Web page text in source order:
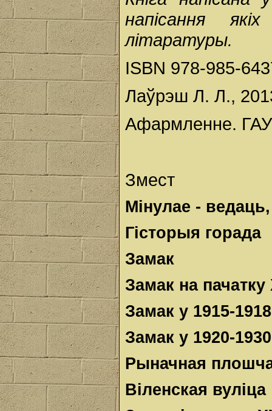
напісання
літаратуры.
ISBN 978-985-
Лаўрэш Л. Л.,
Афармленне.
Змест
Мінулае -
Гісторыя горада
Замак
Замак на пачатку
Замак у 1915-1918
Замак у 1920-
Рыначная
Віленская вуліца